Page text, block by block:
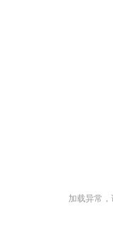
加载异常，